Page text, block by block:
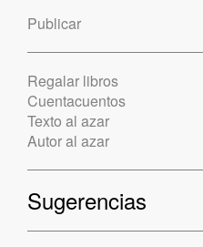
Publicar
Regalar libros
Cuentacuentos
Texto al azar
Autor al azar
Sugerencias